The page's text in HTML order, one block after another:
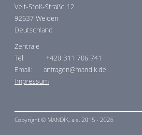
Veit-Stoß-Straße 12
92637 Weiden
Deutschland
Zentrale
Tel: +420 311 706 741
Email: anfragen@mandik.de
Impressum
Copyright © MANDÍK, a.s. 2015 - 2026